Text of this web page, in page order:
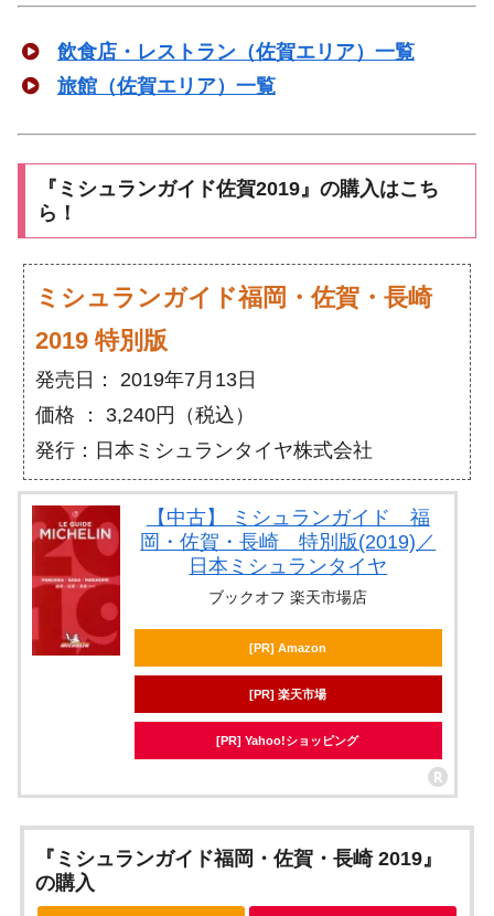
飲食店・レストラン（佐賀エリア）一覧
旅館（佐賀エリア）一覧
『ミシュランガイド佐賀2019』の購入はこち
ら！
ミシュランガイド福岡・佐賀・長崎
2019 特別版
発売日： 2019年7月13日
価格 ： 3,240円（税込）
発行：日本ミシュランタイヤ株式会社
【中古】 ミシュランガイド 福
岡・佐賀・長崎 特別版(2019)／
日本ミシュランタイヤ
ブックオフ 楽天市場店
[PR] Amazon
[PR] 楽天市場
[PR] Yahoo!ショッピング
『ミシュランガイド福岡・佐賀・長崎 2019』
の購入